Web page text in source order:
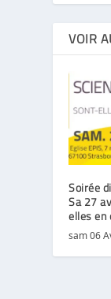
VOIR
Soirée
Sa 27
elles en
sam 06